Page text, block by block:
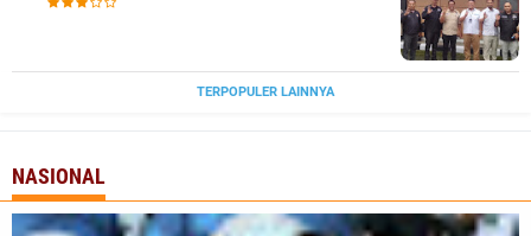
TERPOPULER LAINNYA
NASIONAL